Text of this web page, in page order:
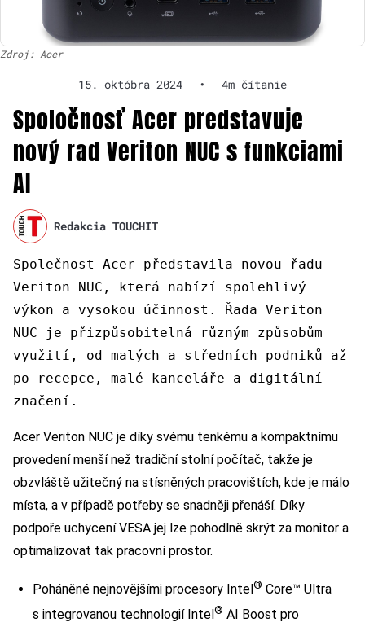
Zdroj: Acer
15. októbra 2024 • 4m čítanie
Spoločnosť Acer predstavuje
nový rad Veriton NUC s funkciami
AI
Redakcia TOUCHIT
Společnost Acer představila novou řadu
Veriton NUC, která nabízí spolehlivý
výkon a vysokou účinnost. Řada Veriton
NUC je přizpůsobitelná různým způsobům
využití, od malých a středních podniků až
po recepce, malé kanceláře a digitální
značení.
Acer Veriton NUC je díky svému tenkému a kompaktnímu
provedení menší než tradiční stolní počítač, takže je
obzvláště užitečný na stísněných pracovištích, kde je málo
místa, a v případě potřeby se snadněji přenáší. Díky
podpoře uchycení VESA jej lze pohodlně skrýt za monitor a
optimalizovat tak pracovní prostor.
Poháněné nejnovějšími procesory Intel® Core™ Ultra
s integrovanou technologií Intel ® AI Boost pro